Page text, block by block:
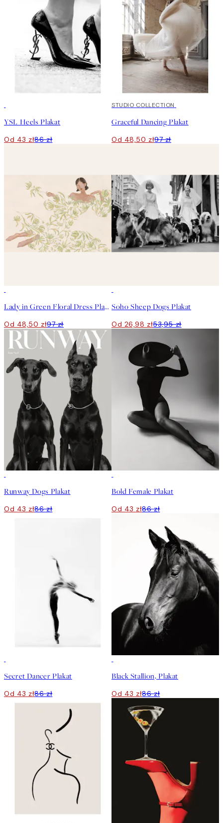
YSL Heels Plakat
Od 43 zł86 zł
50%*
STUDIO COLLECTION
Graceful Dancing Plakat
Od 48,50 zł97 zł
Lady in Green Floral Dress Plakat
Od 48,50 zł97 zł
Soho Sheep Dogs Plakat
Od 26,98 zł53,95 zł
Runway Dogs Plakat
Od 43 zł86 zł
Bold Female Plakat
Od 43 zł86 zł
Secret Dancer Plakat
Od 43 zł86 zł
Black Stallion, Plakat
Od 43 zł86 zł